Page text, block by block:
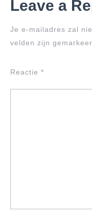
Leave a
Je e-mailadres zal
velden zijn
Reactie *